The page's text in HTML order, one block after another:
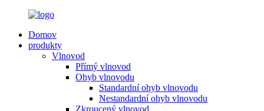
Domov
produkty
Vlnovod
Přímý vlnovod
Ohyb vlnovodu
Standardní ohyb vlnovodu
Nestandardní ohyb vlnovodu
Zkroucený vlnovod